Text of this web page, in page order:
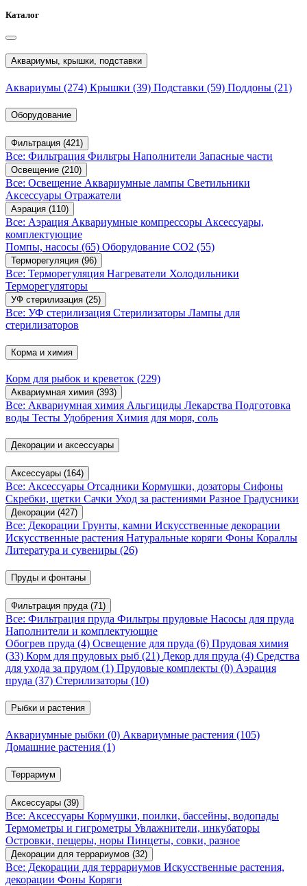
Каталог
Аквариумы, крышки, подставки
Аквариумы (274) Крышки (39) Подставки (59) Поддоны (21)
Оборудование
Фильтрация (421)
Все: Фильтрация Фильтры Наполнители Запасные части
Освещение (210)
Все: Освещение Аквариумные лампы Светильники
Аксессуары Отражатели
Аэрация (110)
Все: Аэрация Аквариумные компрессоры Аксессуары,
комплектующие
Помпы, насосы (65) Оборудование CO2 (55)
Терморегуляция (96)
Все: Терморегуляция Нагреватели Холодильники
Терморегуляторы
УФ стерилизация (25)
Все: УФ стерилизация Стерилизаторы Лампы для
стерилизаторов
Корма и химия
Корм для рыбок и креветок (229)
Аквариумная химия (393)
Все: Аквариумная химия Альгициды Лекарства Подготовка
воды Тесты Удобрения Химия для моря, соль
Декорации и аксессуары
Аксессуары (164)
Все: Аксессуары Отсадники Кормушки, дозаторы Сифоны
Скребки, щетки Сачки Уход за растениями Разное Градусники
Декорации (427)
Все: Декорации Грунты, камни Искусственные декорации
Искусственные растения Натуральные коряги Фоны Кораллы
Литература и сувениры (26)
Пруды и фонтаны
Фильтрация пруда (71)
Все: Фильтрация пруда Фильтры прудовые Насосы для пруда
Наполнители и комплектующие
Обогрев пруда (4) Освещение для пруда (6) Прудовая химия
(33) Корм для прудовых рыб (21) Декор для пруда (4) Средства
для ухода за прудом (1) Прудовые комплекты (0) Аэрация
пруда (37) Стерилизаторы (10)
Рыбки и растения
Аквариумные рыбки (0) Аквариумные растения (105)
Домашние растения (1)
Террариум
Аксессуары (39)
Все: Аксессуары Кормушки, поилки, бассейны, водопады
Термометры и гигрометры Увлажнители, инкубаторы
Островки, пещеры, норы Пинцеты, совки, разное
Декорации для террариумов (32)
Все: Декорации для террариумов Искусственные растения,
декорации Фоны Коряги